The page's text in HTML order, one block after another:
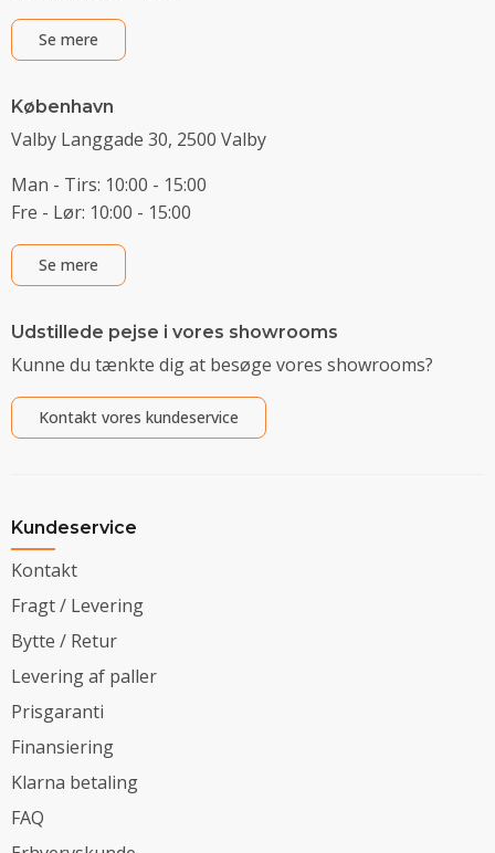
Se mere
København
Valby Langgade 30, 2500 Valby
Man - Tirs: 10:00 - 15:00
Fre - Lør: 10:00 - 15:00
Se mere
Udstillede pejse i vores showrooms
Kunne du tænkte dig at besøge vores showrooms?
Kontakt vores kundeservice
Kundeservice
Kontakt
Fragt / Levering
Bytte / Retur
Levering af paller
Prisgaranti
Finansiering
Klarna betaling
FAQ